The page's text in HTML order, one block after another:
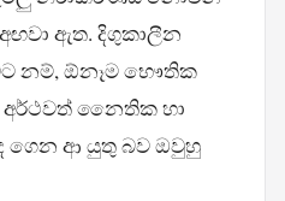
ඇත. දිගුකාලීන
නම්, ඕනෑම භෞතික
අර්ථවත් නෛතික හා
ගෙන ආ යුතු බව ඔවුහු